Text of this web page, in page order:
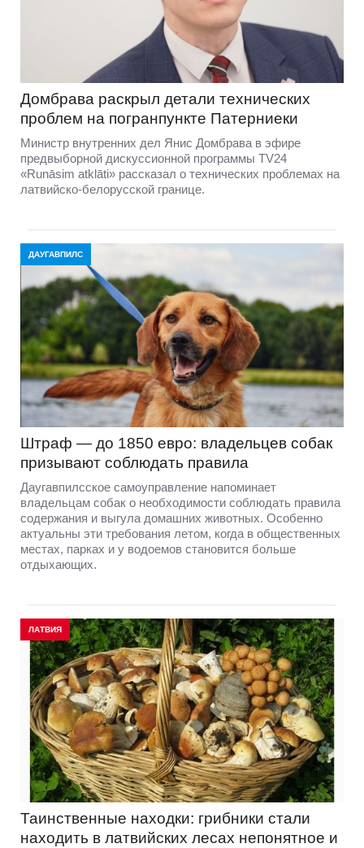
Домбравa раскрыл детали технических
проблем на погранпункте Патерниеки
Министр внутренних дел Янис Домбрава в эфире
предвыборной дискуссионной программы TV24
«Runāsim atklāti» рассказал о технических проблемах на
латвийско-белорусской границе.
ДАУГАВПИЛС
Штраф — до 1850 евро: владельцев собак
призывают соблюдать правила
Даугавпилсское самоуправление напоминает
владельцам собак о необходимости соблюдать правила
содержания и выгула домашних животных. Особенно
актуальны эти требования летом, когда в общественных
местах, парках и у водоемов становится больше
отдыхающих.
ЛАТВИЯ
Таинственные находки: грибники стали
находить в латвийских лесах непонятное и